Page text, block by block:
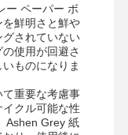
ー ペーパー ボ
鮮明さと鮮や
されていない
使用が回避さ
ものになりま
重要な考慮事
クル可能な性
Ashen Grey 紙